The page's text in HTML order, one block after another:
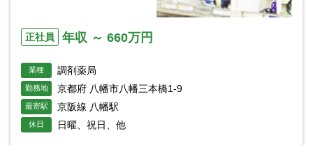
正社員 年収 ～ 660万円
業種 調剤薬局
勤務地 京都府 八幡市八幡三本橋1-9
最寄駅 京阪線 八幡駅
休日 日曜、祝日、他